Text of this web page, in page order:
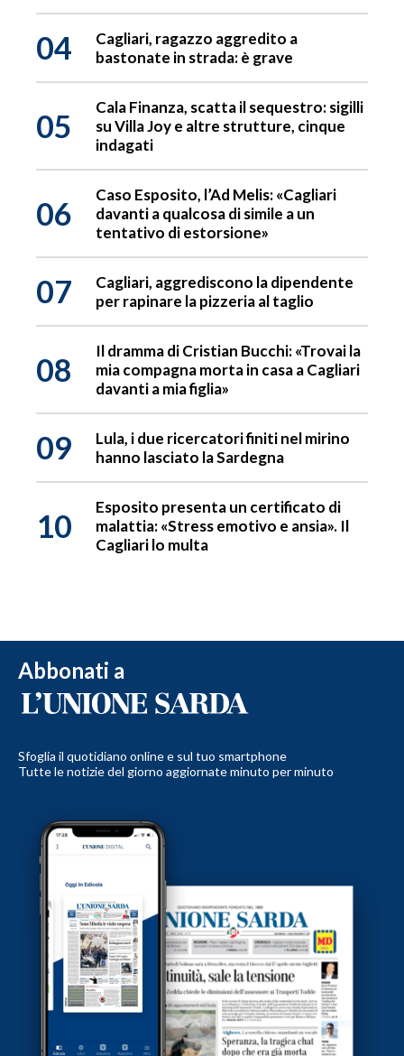
04
Cagliari, ragazzo aggredito a
bastonate in strada: è grave
05
Cala Finanza, scatta il sequestro: sigilli
su Villa Joy e altre strutture, cinque
indagati
06
Caso Esposito, l’Ad Melis: «Cagliari
davanti a qualcosa di simile a un
tentativo di estorsione»
07
Cagliari, aggrediscono la dipendente
per rapinare la pizzeria al taglio
08
Il dramma di Cristian Bucchi: «Trovai la
mia compagna morta in casa a Cagliari
davanti a mia figlia»
09
Lula, i due ricercatori finiti nel mirino
hanno lasciato la Sardegna
10
Esposito presenta un certificato di
malattia: «Stress emotivo e ansia». Il
Cagliari lo multa
Abbonati a
Sfoglia il quotidiano online e sul tuo smartphone
Tutte le notizie del giorno aggiornate minuto per minuto